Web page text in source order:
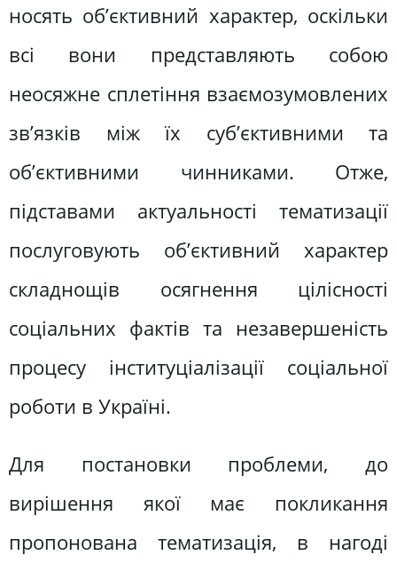
носять об’єктивний характер, оскільки
всі вони представляють собою
неосяжне сплетіння взаємозумовлених
зв’язків між їх суб’єктивними та
об’єктивними чинниками. Отже,
підставами актуальності тематизації
послуговують об’єктивний характер
складнощів осягнення цілісності
соціальних фактів та незавершеність
процесу інституціалізації соціальної
роботи в Україні.
Для постановки проблеми, до
вирішення якої має покликання
пропонована тематизація, в нагоді